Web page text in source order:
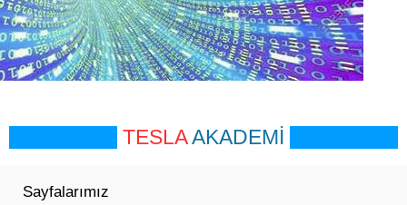
TESLAAKADEMİ
Sayfalarımız